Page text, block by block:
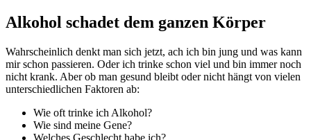
Alkohol schadet dem ganzen Körper
Wahrscheinlich denkt man sich jetzt, ach ich bin jung und was kann
mir schon passieren. Oder ich trinke schon viel und bin immer noch
nicht krank. Aber ob man gesund bleibt oder nicht hängt von vielen
unterschiedlichen Faktoren ab:
Wie oft trinke ich Alkohol?
Wie sind meine Gene?
Welches Geschlecht habe ich?